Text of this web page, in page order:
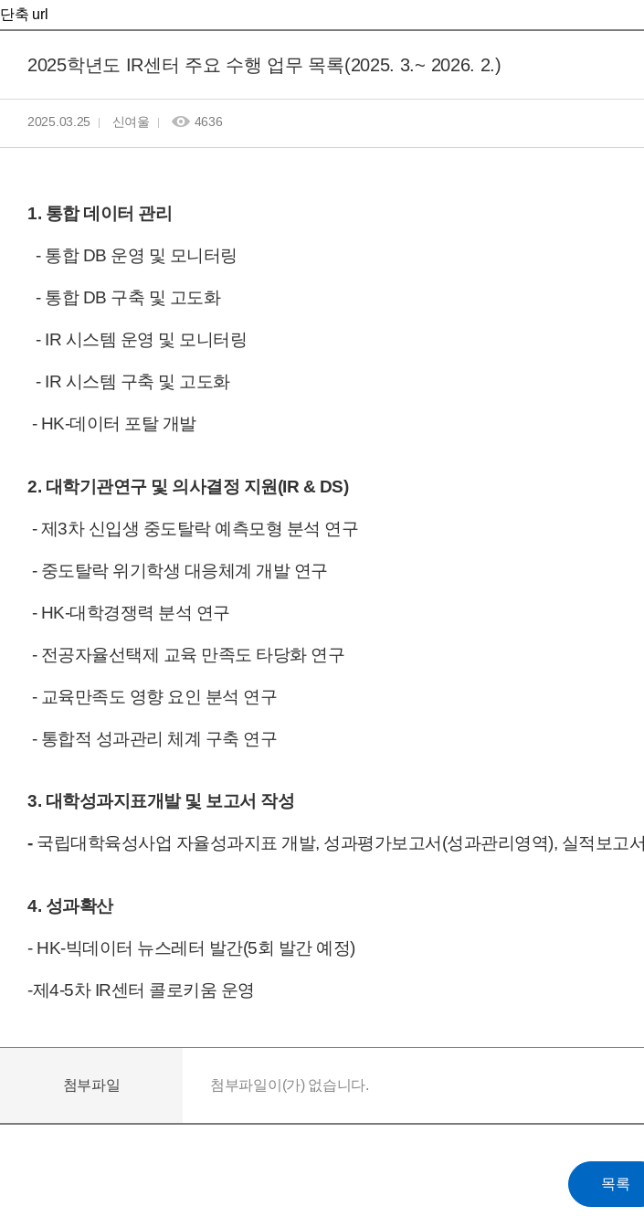
단축 url
2025학년도 IR센터 주요 수행 업무 목록(2025. 3.~ 2026. 2.)
2025.03.25 신여울 4636
1. 통합 데 이 터 관리
- 통합 DB 운영 및 모니터링
- 통합 DB 구축 및 고도화
- IR 시스템 운영 및 모니터링
- IR 시스템 구축 및 고도화
- HK-데이터 포탈 개발
2. 대학기관연구 및 의사결정 지원(IR & DS)
- 제3차 신입생 중도탈락 예측모형 분석 연구
- 중도탈락 위기학생 대응체계 개발 연구
- HK-대학경쟁력 분석 연구
- 전공자율선택제 교육 만족도 타당화 연구
- 교육만족도 영향 요 인 분석 연구
- 통합적 성과관리 체계 구축 연구
3. 대학성과지표개발 및 보고서 작성
-국립대학육성사업 자율성과지표 개발, 성과평가보고서 (성과관리영역), 실적보고서
4. 성과확산
- HK-빅데이터 뉴스레터 발간(5회 발간 예정)
-제4-5차 IR센터 콜로키움 운영
첨부파일 첨부파일이(가) 없습니다.